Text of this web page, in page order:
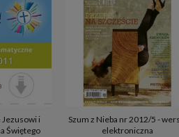
Jezusowi i
Świętego
Szum z Nieba nr 2012/5 -
elektroniczna